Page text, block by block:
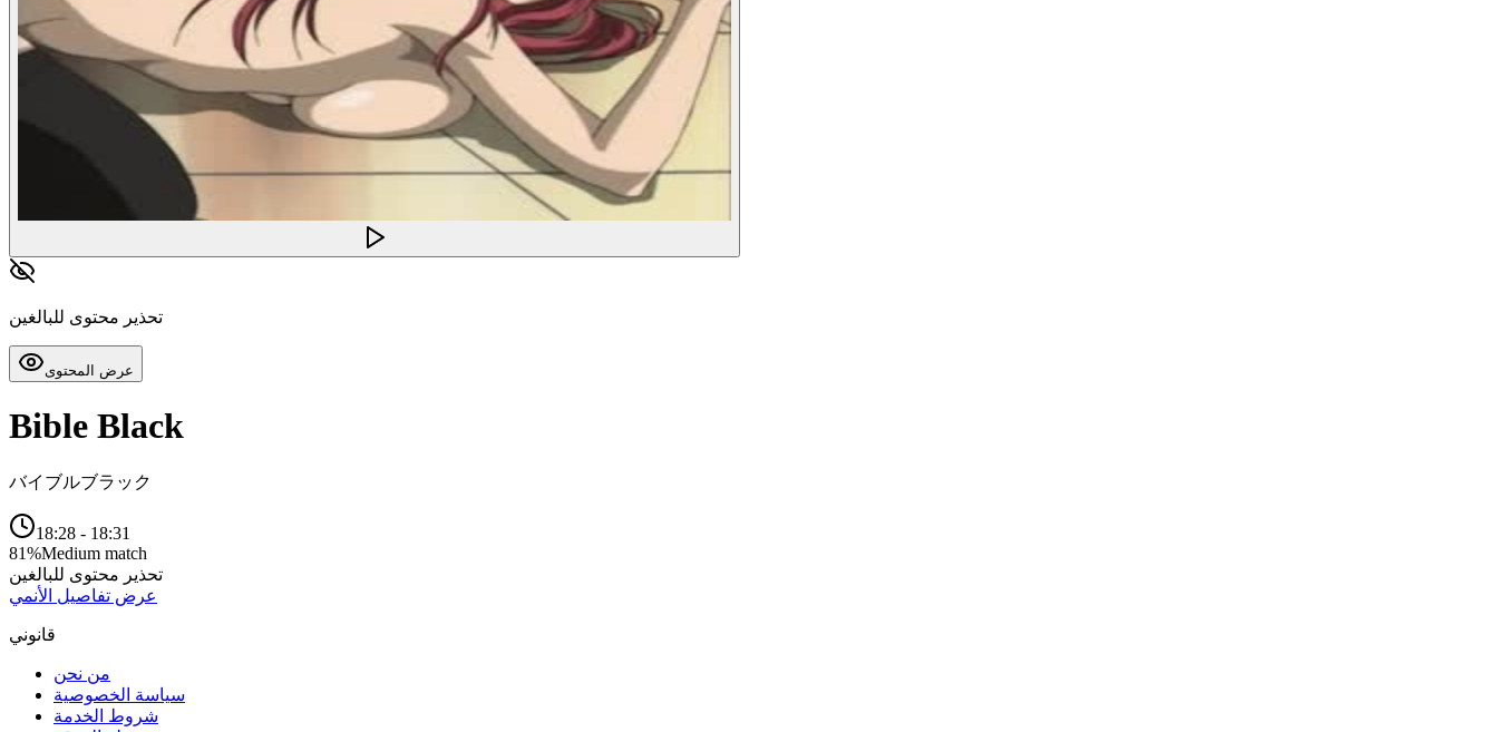
تحذير محتوى للبالغين
عرض المحتوى
Bible Black
バイブルブラック
18:28 - 18:31
81%Medium match
تحذير محتوى للبالغين
عرض تفاصيل الأنمي
قانوني
من نحن
سياسة الخصوصية
شروط الخدمة